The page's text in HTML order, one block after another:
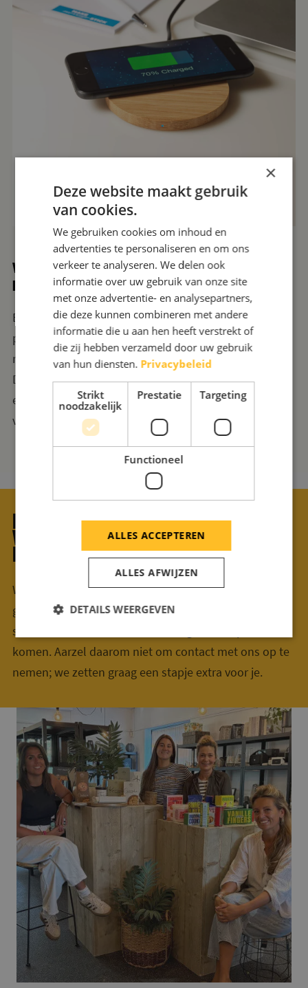
VERTROUW OP ONZE DIENSTEN VOOR DE MOOISTE
RELATIEGESCHENKEN
Bel onze winkel in Breda via076-52 26 822om
pennen met jouw logo te bestellen. Wil je een ander
relatiegeschenk, maar weet je nog niet precies wat?
Doe dan inspiratie op inons portfolioof vraag onze
experts om hulp. Wij helpen je graag met het vinden
van giften die perfect passen bij jouw bedrijf.
HULP NODIG?
WIJ HELPEN GRAAG
MET KIEZEN
We staan altijd voor je klaar om samen op zoek te
gaan naar de perfecte gift. Zeker wanneer je een
strakke deadline hebt kan advies goed van pas
komen. Aarzel daarom niet om contact met ons op te
nemen; we zetten graag een stapje extra voor je.
×
Deze website maakt gebruik
van cookies.
We gebruiken cookies om inhoud en
advertenties te personaliseren en om ons
verkeer te analyseren. We delen ook
informatie over uw gebruik van onze site
met onze advertentie- en analysepartners,
die deze kunnen combineren met andere
informatie die u aan hen heeft verstrekt of
die zij hebben verzameld door uw gebruik
van hun diensten. Privacybeleid
Strikt
noodzakelijk
Prestatie Targeting
Functioneel
ALLES ACCEPTEREN
ALLES AFWIJZEN
DETAILS WEERGEVEN